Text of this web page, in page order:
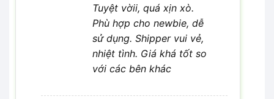
Tuyệt vờii, quá xịn xò.
Phù hợp cho newbie, dễ
sử dụng. Shipper vui vẻ,
nhiệt tình. Giá khá tốt so
với các bên khác